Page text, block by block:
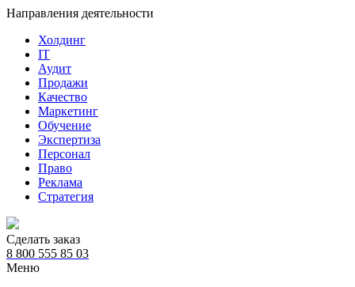
Направления деятельности
Холдинг
IT
Аудит
Продажи
Качество
Маркетинг
Обучение
Экспертиза
Персонал
Право
Реклама
Стратегия
Сделать заказ
8 800 555 85 03
Меню